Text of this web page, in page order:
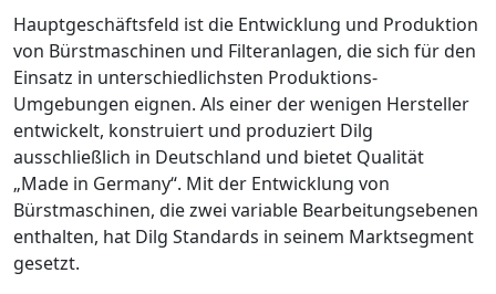
Hauptgeschäftsfeld ist die Entwicklung und Produktion
von Bürstmaschinen und Filteranlagen, die sich für den
Einsatz in unterschiedlichsten Produktions-
Umgebungen eignen. Als einer der wenigen Hersteller
entwickelt, konstruiert und produziert Dilg
ausschließlich in Deutschland und bietet Qualität
„Made in Germany“. Mit der Entwicklung von
Bürstmaschinen, die zwei variable Bearbeitungsebenen
enthalten, hat Dilg Standards in seinem Marktsegment
gesetzt.